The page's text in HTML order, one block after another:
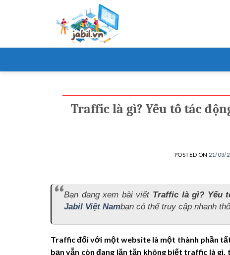
Traffic là gì? Yếu tố tác
POSTED ON 21/03/
Bạn đang xem bài viết Traffic là gì? Yếu
Jabil Việt Nambạn có thể truy cập nhanh
Traffic đối với một website là một thành phần
bạn vẫn còn đang lăn tăn không biết traffic là